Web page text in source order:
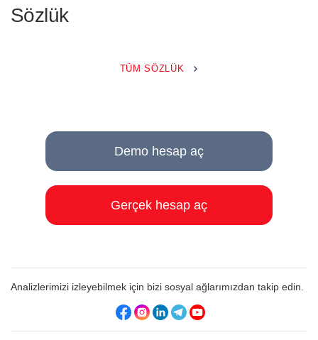
Sözlük
TÜM SÖZLÜK
Demo hesap aç
Gerçek hesap aç
Analizlerimizi izleyebilmek için bizi sosyal ağlarımızdan takip edin.